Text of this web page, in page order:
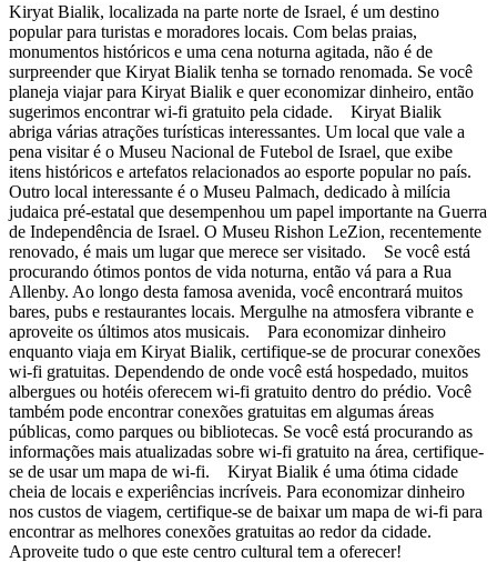
Kiryat Bialik, localizada na parte norte de Israel, é um destino
popular para turistas e moradores locais. Com belas praias,
monumentos históricos e uma cena noturna agitada, não é de
surpreender que Kiryat Bialik tenha se tornado renomada. Se você
planeja viajar para Kiryat Bialik e quer economizar dinheiro, então
sugerimos encontrar wi-fi gratuito pela cidade. Kiryat Bialik
abriga várias atrações turísticas interessantes. Um local que vale a
pena visitar é o Museu Nacional de Futebol de Israel, que exibe
itens históricos e artefatos relacionados ao esporte popular no país.
Outro local interessante é o Museu Palmach, dedicado à milícia
judaica pré-estatal que desempenhou um papel importante na Guerra
de Independência de Israel. O Museu Rishon LeZion, recentemente
renovado, é mais um lugar que merece ser visitado. Se você está
procurando ótimos pontos de vida noturna, então vá para a Rua
Allenby. Ao longo desta famosa avenida, você encontrará muitos
bares, pubs e restaurantes locais. Mergulhe na atmosfera vibrante e
aproveite os últimos atos musicais. Para economizar dinheiro
enquanto viaja em Kiryat Bialik, certifique-se de procurar conexões
wi-fi gratuitas. Dependendo de onde você está hospedado, muitos
albergues ou hotéis oferecem wi-fi gratuito dentro do prédio. Você
também pode encontrar conexões gratuitas em algumas áreas
públicas, como parques ou bibliotecas. Se você está procurando as
informações mais atualizadas sobre wi-fi gratuito na área, certifique-
se de usar um mapa de wi-fi. Kiryat Bialik é uma ótima cidade
cheia de locais e experiências incríveis. Para economizar dinheiro
nos custos de viagem, certifique-se de baixar um mapa de wi-fi para
encontrar as melhores conexões gratuitas ao redor da cidade.
Aproveite tudo o que este centro cultural tem a oferecer!